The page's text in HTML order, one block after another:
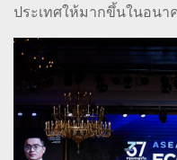
ประเทศให้มากขึ้นในอนา